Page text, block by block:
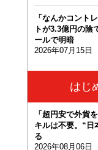
「なんかコント
トが3.3億円の
ールで明暗
2026年07月15日
はじ
「超円安で外貨
キルは不要。“日
る
2026年08月06日